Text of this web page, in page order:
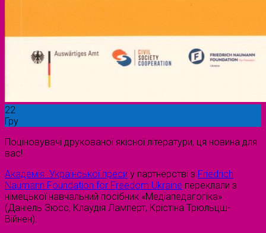
22
Гру
Поціновувачі друкованої якісної літератури, ця новина для
вас!
Академія Української преси у партнерстві з Friedrich
Naumann Foundation for Freedom Ukraine переклали з
німецької навчальний посібник «Медіапедагогіка»
(Даніель Зюсс, Клаудія Ламперт, Крістіна Трюльцш-
Війнен).